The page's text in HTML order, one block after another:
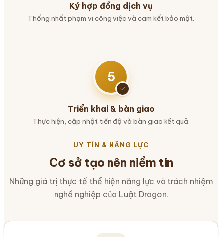
Ký hợp đồng dịch vụ
Thống nhất phạm vi công việc và cam kết bảo mật.
5
Triển khai & bàn giao
Thực hiện, cập nhật tiến độ và bàn giao kết quả.
UY TÍN & NĂNG LỰC
Cơ sở tạo nên niềm tin
Những giá trị thực tế thể hiện năng lực và trách nhiệm
nghề nghiệp của Luật Dragon.